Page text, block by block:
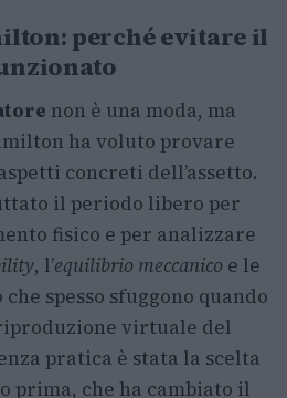
perché evitare il
non è una moda, ma
ha voluto provare
concreti dell’assetto.
il periodo libero per
fisico e per analizzare
, l’equilibrio meccanico e le
spesso sfuggono quando
virtuale del
pratica è stata la scelta
prima, che ha cambiato il